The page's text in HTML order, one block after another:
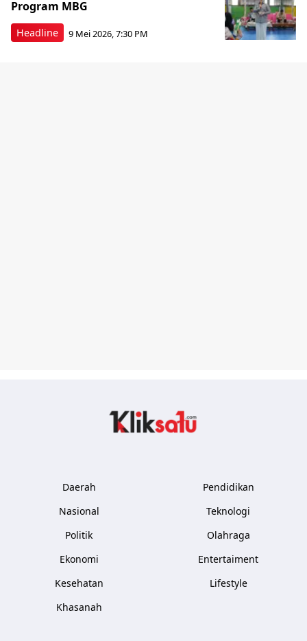
Headline
Program MBG
9 Mei 2026, 7:30 PM
Daerah
Nasional
Politik
Ekonomi
Kesehatan
Khasanah
Pendidikan
Teknologi
Olahraga
Entertaiment
Lifestyle